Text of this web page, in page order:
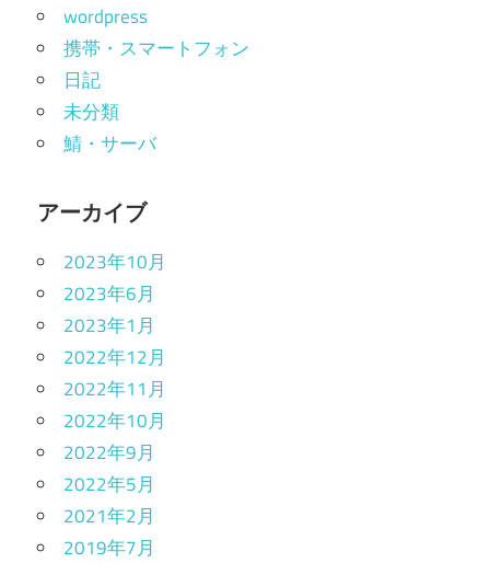
wordpress
携帯・スマートフォン
日記
未分類
鯖・サーバ
アーカイブ
2023年10月
2023年6月
2023年1月
2022年12月
2022年11月
2022年10月
2022年9月
2022年5月
2021年2月
2019年7月